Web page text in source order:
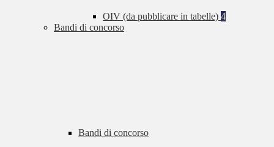
OIV (da pubblicare in tabelle) 4
Bandi di concorso
Bandi di concorso